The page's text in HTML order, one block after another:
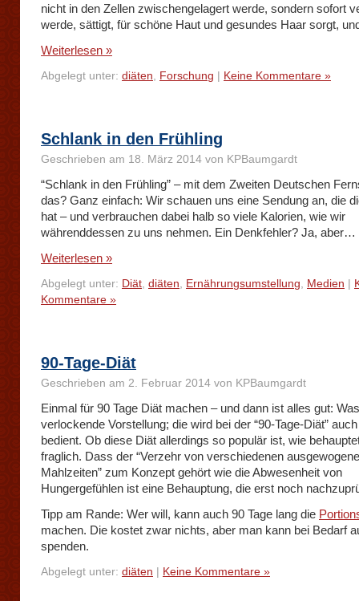
nicht in den Zellen zwischengelagert werde, sondern sofort
werde, sättigt, für schöne Haut und gesundes Haar sorgt,
Weiterlesen »
Abgelegt unter: diäten, Forschung Keine Kommentare »
Schlank in den Frühling
Geschrieben am 18. März 2014 von KPBaumgardt
“Schlank in den Frühling” – mit dem Zweiten Deutschen
das? Ganz einfach: Wir schauen uns eine Sendung an, die
hat – und verbrauchen dabei halb so viele Kalorien, wie wir
währenddessen zu uns nehmen. Ein Denkfehler? Ja, aber…
Weiterlesen »
Abgelegt unter: Diät, diäten, Ernährungsumstellung, Medien
Kommentare »
90-Tage-Diät
Geschrieben am 2. Februar 2014 von KPBaumgardt
Einmal für 90 Tage Diät machen – und dann ist alles gut:
verlockende Vorstellung; die wird bei der “90-Tage-Diät”
bedient. Ob diese Diät allerdings so populär ist, wie
fraglich. Dass der “Verzehr von verschiedenen
Mahlzeiten” zum Konzept gehört wie die Abwesenheit von
Hungergefühlen ist eine Behauptung, die erst noch
Tipp am Rande: Wer will, kann auch 90 Tage lang die
machen. Die kostet zwar nichts, aber man kann bei Bedarf
spenden.
Abgelegt unter: diäten Keine Kommentare »